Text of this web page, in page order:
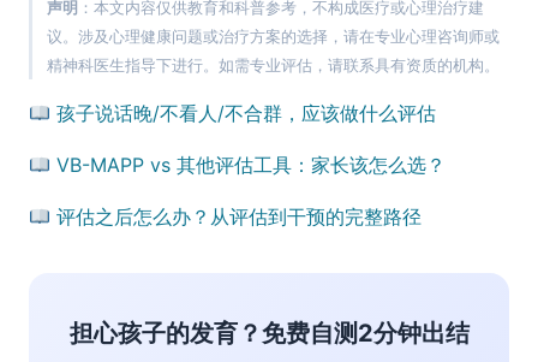
声明 ：本文内容仅供教育和科普参考，不构成医疗或心理治疗建
议。涉及心理健康问题或治疗方案的选择，请在专业心理咨询师或
精神科医生指导下进行。如需专业评估，请联系具有资质的机构。
孩子说话晚/不看人/不合群，应该做什么评估
VB-MAPP vs 其他评估工具：家长该怎么选？
评估之后怎么办？从评估到干预的完整路径
担心孩子的发育？免费自测2分钟出结